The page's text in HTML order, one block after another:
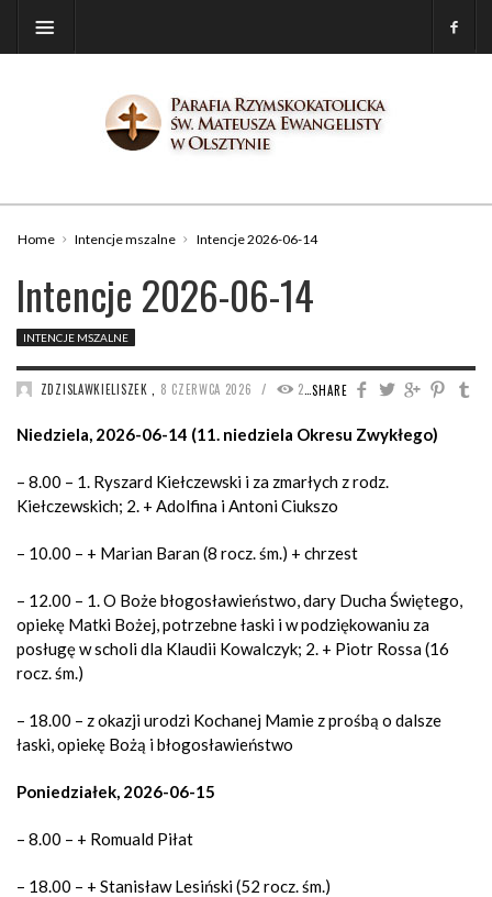
Home Intencje mszalne Intencje 2026-06-14
Intencje 2026-06-14
INTENCJE MSZALNE
SHARE
ZDZISLAWKIELISZEK 8 CZERWCA 2026 / 261
Niedziela, 2026-06-14 (11. niedziela Okresu Zwykłego)
– 8.00 – 1. Ryszard Kiełczewski i za zmarłych z rodz.
Kiełczewskich; 2. + Adolfina i Antoni Ciukszo
– 10.00 – + Marian Baran (8 rocz. śm.) + chrzest
– 12.00 – 1. O Boże błogosławieństwo, dary Ducha Świętego,
opiekę Matki Bożej, potrzebne łaski i w podziękowaniu za
posługę w scholi dla Klaudii Kowalczyk; 2. + Piotr Rossa (16
rocz. śm.)
– 18.00 – z okazji urodzi Kochanej Mamie z prośbą o dalsze
łaski, opiekę Bożą i błogosławieństwo
Poniedziałek, 2026-06-15
– 8.00 – + Romuald Piłat
– 18.00 – + Stanisław Lesiński (52 rocz. śm.)